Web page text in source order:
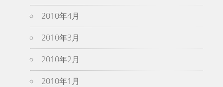
2010年4月
2010年3月
2010年2月
2010年1月